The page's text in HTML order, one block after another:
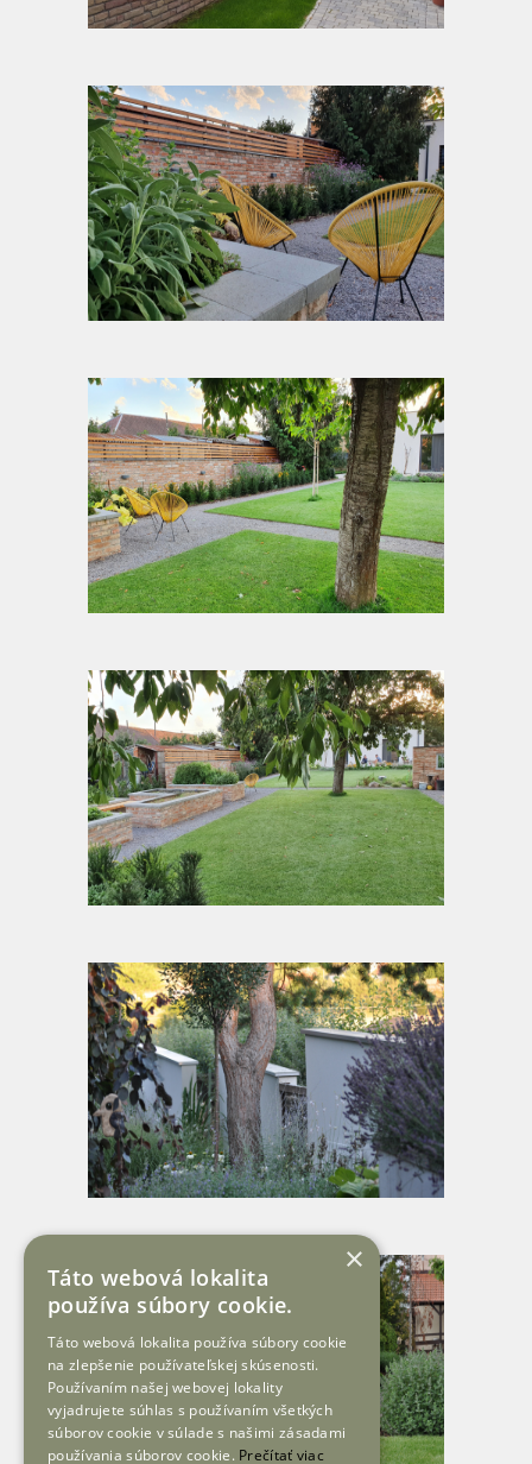
×
Táto webová lokalita
používa súbory cookie.
Táto webová lokalita používa súbory cookie
na zlepšenie používateľskej skúsenosti.
Používaním našej webovej lokality
vyjadrujete súhlas s používaním všetkých
súborov cookie v súlade s našimi zásadami
používania súborov cookie. Prečítať viac